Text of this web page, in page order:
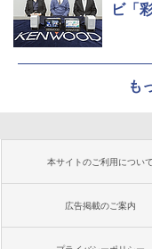
ビ「
も
本サイトのご利用について
広告掲載のご案内